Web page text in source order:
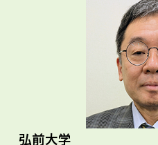
弘前大学